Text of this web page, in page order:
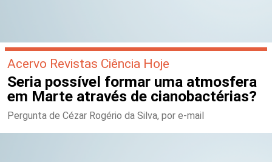
Acervo Revistas Ciência Hoje
Seria possível formar uma atmosfera
em Marte através de cianobactérias?
Pergunta de Cézar Rogério da Silva, por e-mail